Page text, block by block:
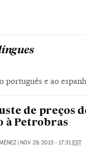
português e ao
de preços
à Petrobras
NOV 29, 2013 - 17:31 EST